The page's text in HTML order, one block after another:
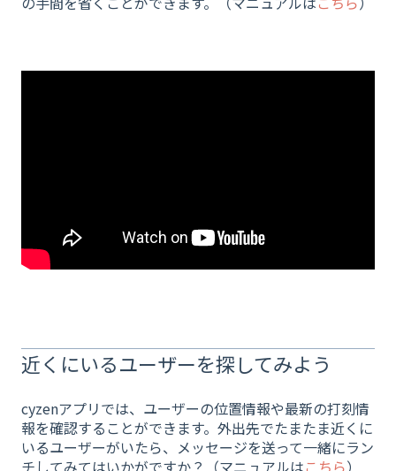
近くにいるユーザーを探してみよう
cyzenアプリでは、ユーザーの位置情報や最新の打刻情
報を確認することができます。外出先でたまたま近くに
いるユーザーがいたら、メッセージを送って一緒にラン
チしてみてはいかがですか？（マニュアルはこちら）